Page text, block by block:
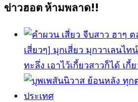
ข่าวฮอต ห้ามพลาด!!
เสี่ยวๆ] มุกเสี่ยว มุกวาเลนไ
ทะลึ่ง เอาไว้เกี้ยวสาวก็ได้ เกี้